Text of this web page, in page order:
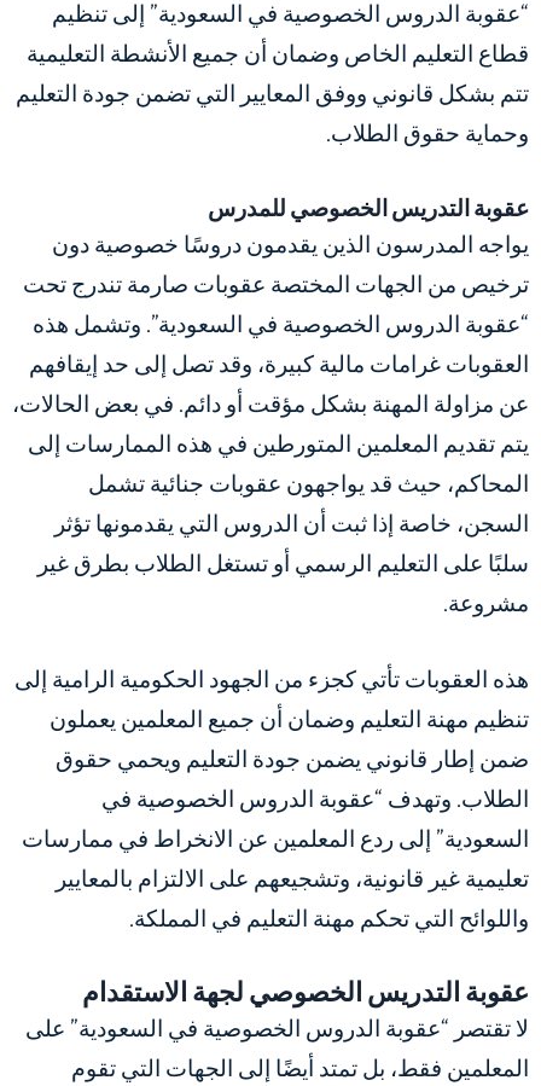
“عقوبة الدروس الخصوصية في السعودية” إلى تنظيم
قطاع التعليم الخاص وضمان أن جميع الأنشطة التعليمية
تتم بشكل قانوني ووفق المعايير التي تضمن جودة التعليم
وحماية حقوق الطلاب.
عقوبة التدريس الخصوصي للمدرس
يواجه المدرسون الذين يقدمون دروسًا خصوصية دون
ترخيص من الجهات المختصة عقوبات صارمة تندرج تحت
“عقوبة الدروس الخصوصية في السعودية”. وتشمل هذه
العقوبات غرامات مالية كبيرة، وقد تصل إلى حد إيقافهم
عن مزاولة المهنة بشكل مؤقت أو دائم. في بعض الحالات،
يتم تقديم المعلمين المتورطين في هذه الممارسات إلى
المحاكم، حيث قد يواجهون عقوبات جنائية تشمل
السجن، خاصة إذا ثبت أن الدروس التي يقدمونها تؤثر
سلبًا على التعليم الرسمي أو تستغل الطلاب بطرق غير
مشروعة.
هذه العقوبات تأتي كجزء من الجهود الحكومية الرامية إلى
تنظيم مهنة التعليم وضمان أن جميع المعلمين يعملون
ضمن إطار قانوني يضمن جودة التعليم ويحمي حقوق
الطلاب. وتهدف “عقوبة الدروس الخصوصية في
السعودية” إلى ردع المعلمين عن الانخراط في ممارسات
تعليمية غير قانونية، وتشجيعهم على الالتزام بالمعايير
واللوائح التي تحكم مهنة التعليم في المملكة.
عقوبة التدريس الخصوصي لجهة الاستقدام
لا تقتصر “عقوبة الدروس الخصوصية في السعودية” على
المعلمين فقط، بل تمتد أيضًا إلى الجهات التي تقوم